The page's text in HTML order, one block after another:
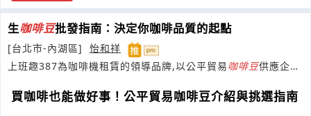
生咖啡豆批發指南：決定你咖啡品質的起點
[台北市-內湖區]
怡和祥
上班趣387為咖啡機租賃的領導品牌,以公平貿易咖啡豆供應企
買咖啡也能做好事！公平貿易咖啡豆介紹與挑選指南